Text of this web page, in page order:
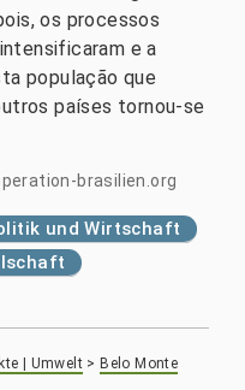
os processos
e a
população que
países tornou-se
brasilien.org
und Wirtschaft
| Umwelt >Belo Monte